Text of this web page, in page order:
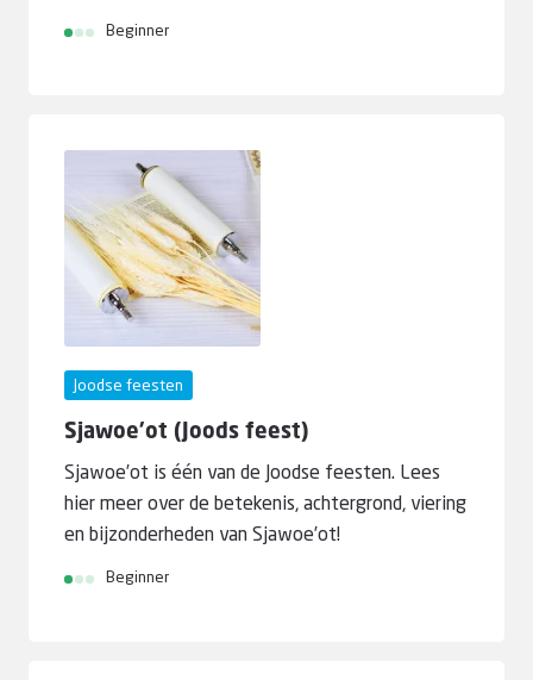
Beginner
Joodse feesten
Sjawoe’ot (Joods feest)
Sjawoe’ot is één van de Joodse feesten. Lees
hier meer over de betekenis, achtergrond, viering
en bijzonderheden van Sjawoe’ot!
Beginner